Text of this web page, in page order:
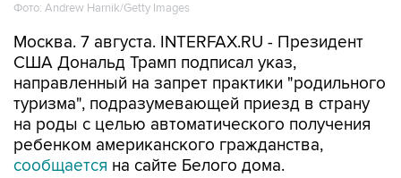
Фото: Andrew Harnik/Getty Images
Москва. 7 августа. INTERFAX.RU - Президент
США Дональд Трамп подписал указ,
направленный на запрет практики "родильного
туризма", подразумевающей приезд в страну
на роды с целью автоматического получения
ребенком американского гражданства,
сообщается на сайте Белого дома.